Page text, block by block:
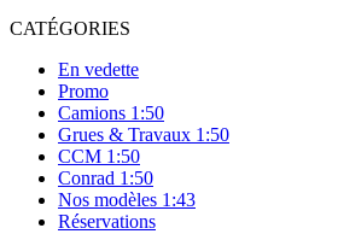
CATÉGORIES
En vedette
Promo
Camions 1:50
Grues & Travaux 1:50
CCM 1:50
Conrad 1:50
Nos modèles 1:43
Réservations